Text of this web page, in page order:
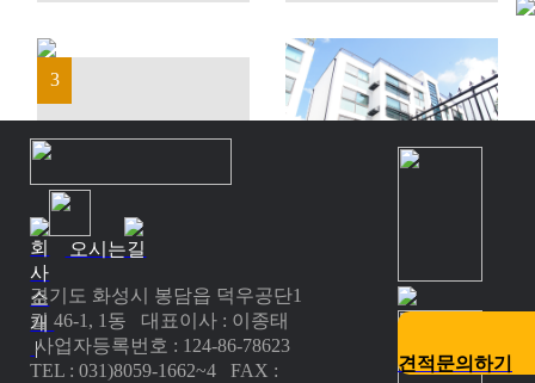
3
5
회
사
소
개
|
오시는길
경기도 화성시 봉담읍 덕우공단1
길 46-1, 1동 대표이사 : 이종태
사업자등록번호 : 124-86-78623
TEL : 031)8059-1662~4 FAX :
견적문의하기